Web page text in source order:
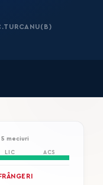
meciuri
LIC ACS